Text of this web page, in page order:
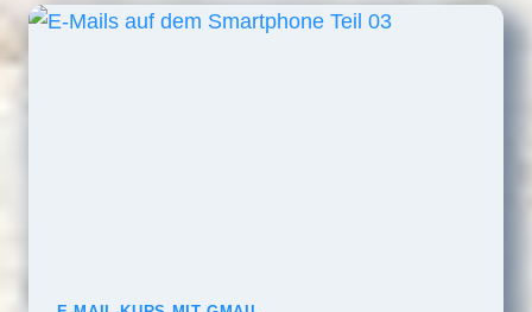
SMARTPHONE